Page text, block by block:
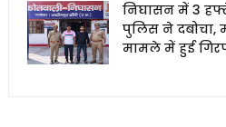
निघासन में 3
पुलिस ने दबोचा,
मामले में हुई